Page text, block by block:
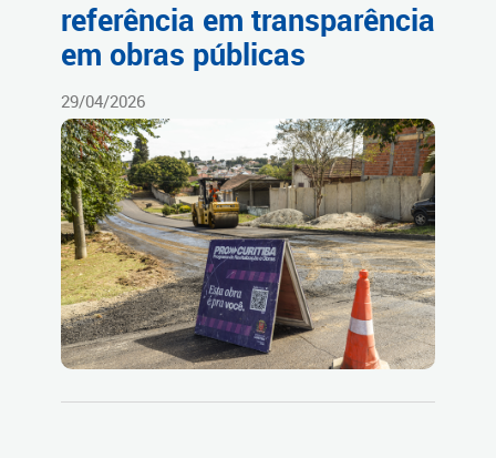
referência em transparência
em obras públicas
29/04/2026